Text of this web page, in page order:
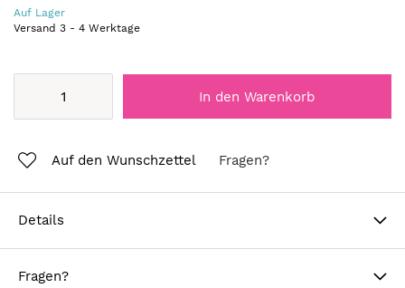
Auf Lager
Versand 3 - 4 Werktage
In den Warenkorb
Auf den Wunschzettel Fragen?
Details
Fragen?